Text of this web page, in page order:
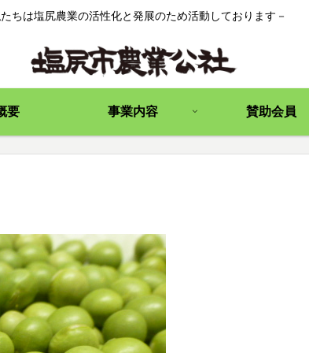
たちは塩尻農業の活性化と発展のため活動しております－
要 事業内容 賛助会員